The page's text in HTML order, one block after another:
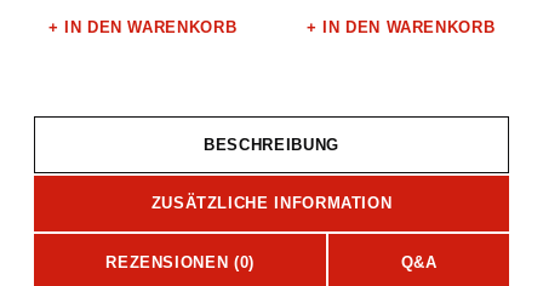
IN DEN WARENKORB IN DEN WARENKORB
BESCHREIBUNG
ZUSÄTZLICHE INFORMATION
REZENSIONEN (0) Q&A